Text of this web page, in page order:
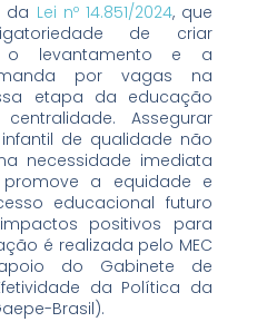
da Lei nº 14.851/2024, que
de criar
o levantamento e a
por vagas na
etapa da educação
Assegurar
de qualidade não
necessidade imediata
a equidade e
educacional futuro
positivos para
é realizada pelo MEC
do Gabinete de
da Política da
Brasil).